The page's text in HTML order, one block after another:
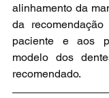
alinhamento da
da
paciente e aos
modelo dos
recomendado.